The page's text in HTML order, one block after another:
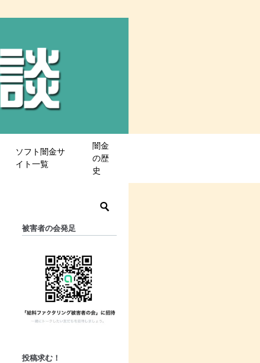
ソフト闇金サ
イト一覧
闇金
の歴
史
被害者の会発足
投稿求む！